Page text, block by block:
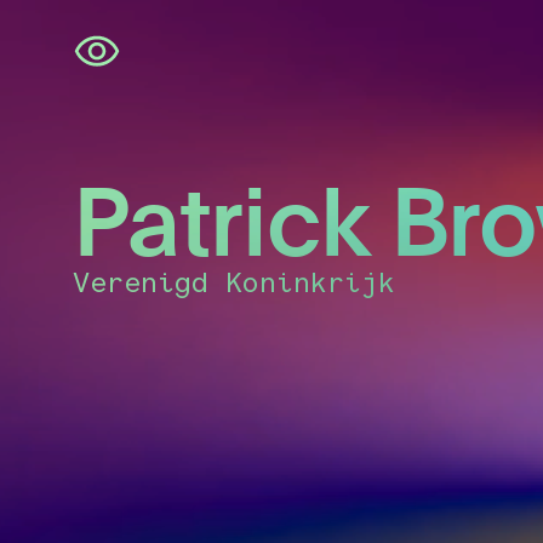
Navigatie
overslaan
Patrick
Verenigd Koninkrijk